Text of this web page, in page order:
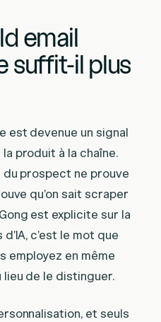
email
suffit-il plus
est devenue un signal
produit à la chaîne.
prospect ne prouve
qu’on sait scraper
est explicite sur la
c’est le mot que
employez en même
lieu de le distinguer.
et seuls